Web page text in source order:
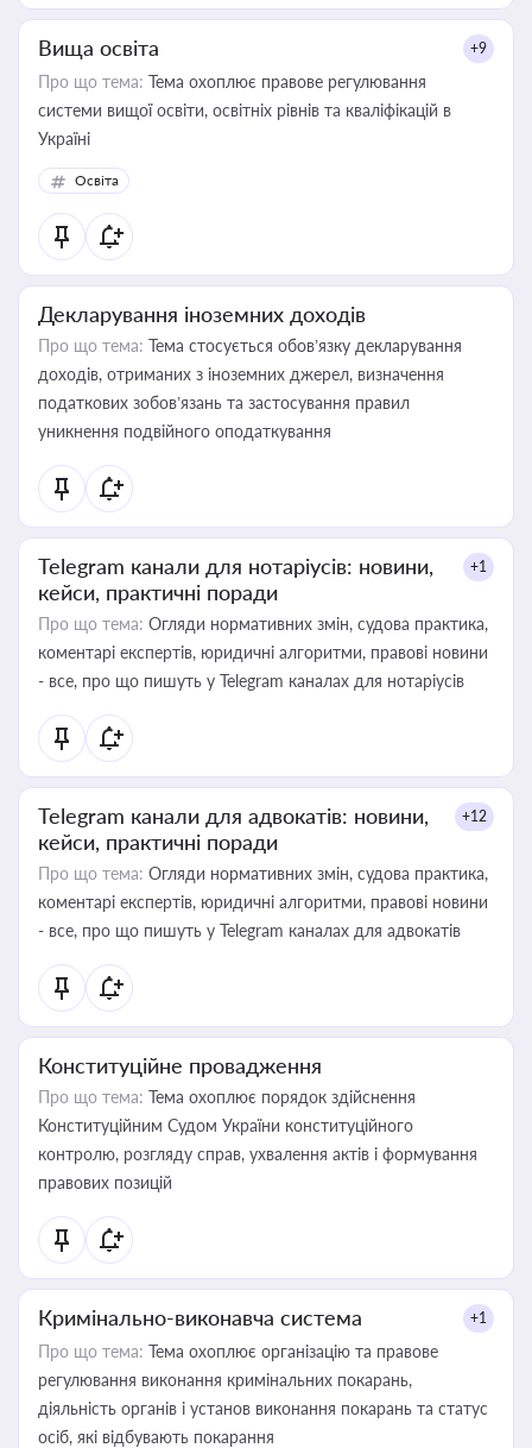
Вища освіта +9
Про що тема: Тема охоплює правове регулювання
системи вищої освіти, освітніх рівнів та кваліфікацій в
Україні
Освіта
Декларування іноземних доходів
Про що тема: Тема стосується обов’язку декларування
доходів, отриманих з іноземних джерел, визначення
податкових зобов’язань та застосування правил
уникнення подвійного оподаткування
Telegram канали для нотаріусів: новини,
кейси, практичні поради
+1
Про що тема: Огляди нормативних змін, судова практика,
коментарі експертів, юридичні алгоритми, правові новини
- все, про що пишуть у Telegram каналах для нотаріусів
Telegram канали для адвокатів: новини,
кейси, практичні поради
+12
Про що тема: Огляди нормативних змін, судова практика,
коментарі експертів, юридичні алгоритми, правові новини
- все, про що пишуть у Telegram каналах для адвокатів
Конституційне провадження
Про що тема: Тема охоплює порядок здійснення
Конституційним Судом України конституційного
контролю, розгляду справ, ухвалення актів і формування
правових позицій
Кримінально-виконавча система +1
Про що тема: Тема охоплює організацію та правове
регулювання виконання кримінальних покарань,
діяльність органів і установ виконання покарань та статус
осіб, які відбувають покарання